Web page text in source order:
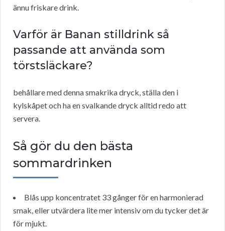
ännu friskare drink.
Varför är Banan stilldrink så
passande att använda som
törstsläckare?
behållare med denna smakrika dryck, ställa den i
kylskåpet och ha en svalkande dryck alltid redo att
servera.
Så gör du den bästa
sommardrinken
Blås upp koncentratet 33 gånger för en harmonierad
smak, eller utvärdera lite mer intensiv om du tycker det är
för mjukt.